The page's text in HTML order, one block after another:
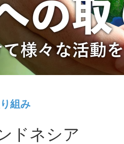
組み
ドネシア